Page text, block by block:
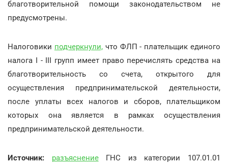
благотворительной помощи законодательством не
предусмотрены.
Налоговики подчеркнули,что ФЛП - плательщик единого
налога I - III групп имеет право перечислять средства на
благотворительность со счета, открытого для
осуществления предпринимательской деятельности,
после уплаты всех налогов и сборов, плательщиком
которых она является в рамках осуществления
предпринимательской деятельности.
Источник: разъяснениеГНС из категории 107.01.01